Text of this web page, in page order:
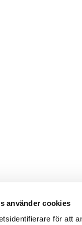
använder cookies
för att
Användarvillkor